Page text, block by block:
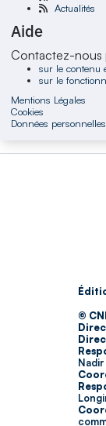
Actualités
Aide
Contactez-nous
sur le contenu
sur le
Mentions Légales
Cookies
Données personnelles
©
Nadir